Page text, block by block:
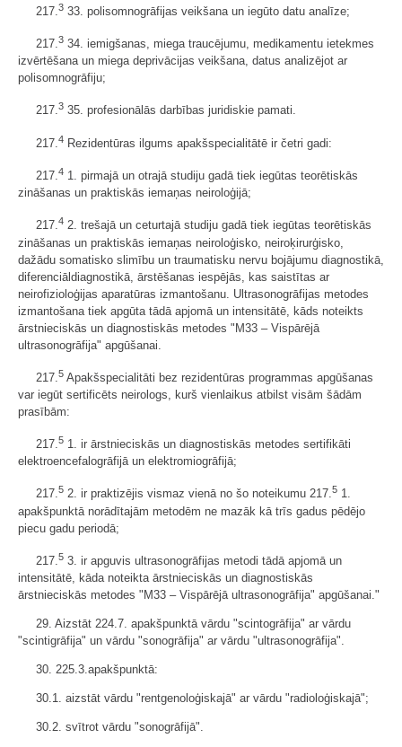
217. 3 33. polisomnogrāfijas veikšana un iegūto datu analīze;
217.3 34. iemigšanas, miega traucējumu, medikamentu ietekmes
izvērtēšana un miega deprivācijas veikšana, datus analizējot ar
polisomnogrāfiju;
217.3 35. profesionālās darbības juridiskie pamati.
217. 4 Rezidentūras ilgums apakšspecialitātē ir četri gadi:
217.4 1. pirmajā un otrajā studiju gadā tiek iegūtas teorētiskās
zināšanas un praktiskās iemaņas neiroloģijā;
217.4 2. trešajā un ceturtajā studiju gadā tiek iegūtas teorētiskās
zināšanas un praktiskās iemaņas neiroloģisko, neiroķirurģisko,
dažādu somatisko slimību un traumatisku nervu bojājumu diagnostikā,
diferenciāldiagnostikā, ārstēšanas iespējās, kas saistītas ar
neirofizioloģijas aparatūras izmantošanu. Ultrasonogrāfijas metodes
izmantošana tiek apgūta tādā apjomā un intensitātē, kāds noteikts
ārstnieciskās un diagnostiskās metodes "M33 – Vispārējā
ultrasonogrāfija" apgūšanai.
217. 5 Apakšspecialitāti bez rezidentūras programmas apgūšanas
var iegūt sertificēts neirologs, kurš vienlaikus atbilst visām šādām
prasībām:
217.5 1. ir ārstnieciskās un diagnostiskās metodes sertifikāti
elektroencefalogrāfijā un elektromiogrāfijā;
217.5 2. ir praktizējis vismaz vienā no šo noteikumu 217.5 1.
apakšpunktā norādītajām metodēm ne mazāk kā trīs gadus pēdējo
piecu gadu periodā;
217. 5 3. ir apguvis ultrasonogrāfijas metodi tādā apjomā un
intensitātē, kāda noteikta ārstnieciskās un diagnostiskās
ārstnieciskās metodes "M33 – Vispārējā ultrasonogrāfija" apgūšanai."
29. Aizstāt 224.7. apakšpunktā vārdu "scintogrāfija" ar vārdu
"scintigrāfija" un vārdu "sonogrāfija" ar vārdu "ultrasonogrāfija".
30. 225.3.apakšpunktā:
30.1. aizstāt vārdu "rentgenoloģiskajā" ar vārdu "radioloģiskajā";
30.2. svītrot vārdu "sonogrāfijā".